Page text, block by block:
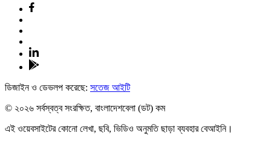
ডিজাইন ও ডেভলপ করেছে: সতেজ আইটি
© ২০২৬ সর্বস্বত্ব সংরক্ষিত, বাংলাদেশবেলা (ডট) কম
এই ওয়েবসাইটের কোনো লেখা, ছবি, ভিডিও অনুমতি ছাড়া ব্যবহার বেআইনি।